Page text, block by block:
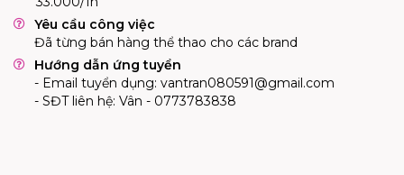
Yêu cầu công việc
Đã từng bán hàng thể thao cho các brand
Hướng dẫn ứng tuyển
- Email tuyển dụng: vantran080591@gmail.com
- SĐT liên hệ: Vân - 0773783838